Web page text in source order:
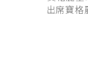
出席寶